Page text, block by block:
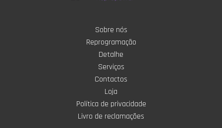
Sobre nós
Reprogramação
Detalhe
Serviços
Contactos
Loja
Política de privacidade
Livro de reclamações